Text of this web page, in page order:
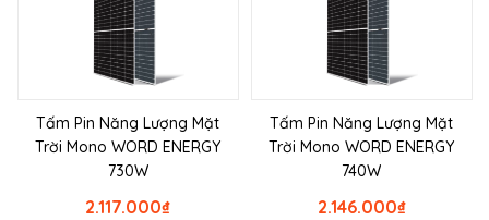
Tấm Pin Năng Lượng Mặt
Trời Mono WORD ENERGY
730W
₫
2.117.000
Tấm Pin Năng Lượng Mặt
Trời Mono WORD ENERGY
740W
₫
2.146.000